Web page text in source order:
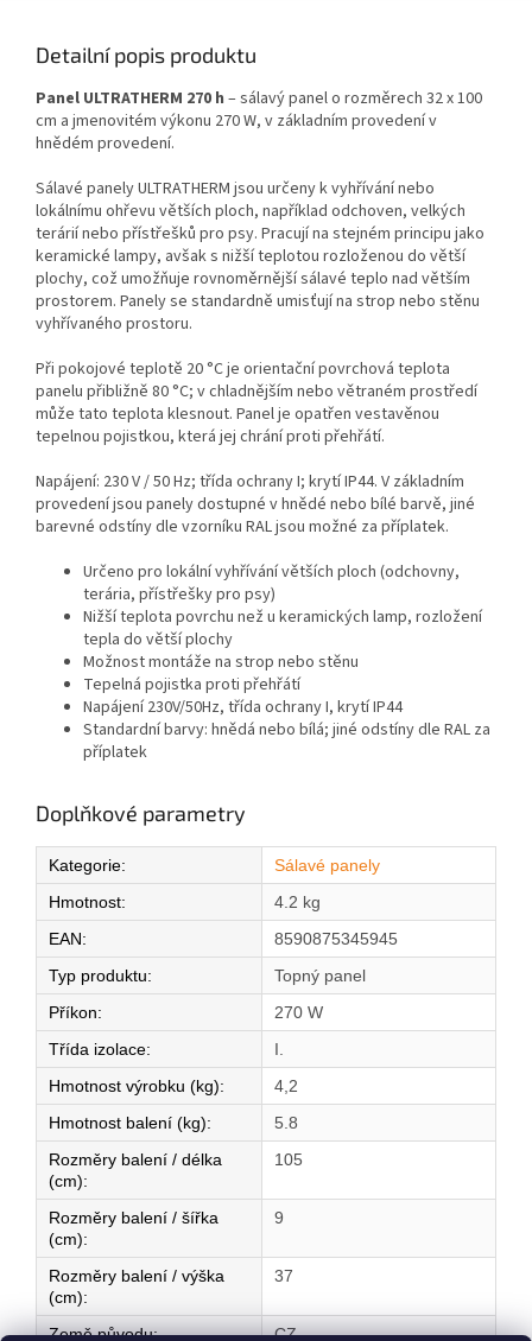
Detailní popis produktu
Panel ULTRATHERM 270 h – sálavý panel o rozměrech 32 x 100
cm a jmenovitém výkonu 270 W, v základním provedení v
hnědém provedení.
Sálavé panely ULTRATHERM jsou určeny k vyhřívání nebo
lokálnímu ohřevu větších ploch, například odchoven, velkých
terárií nebo přístřešků pro psy. Pracují na stejném principu jako
keramické lampy, avšak s nižší teplotou rozloženou do větší
plochy, což umožňuje rovnoměrnější sálavé teplo nad větším
prostorem. Panely se standardně umisťují na strop nebo stěnu
vyhřívaného prostoru.
Při pokojové teplotě 20 °C je orientační povrchová teplota
panelu přibližně 80 °C; v chladnějším nebo větraném prostředí
může tato teplota klesnout. Panel je opatřen vestavěnou
tepelnou pojistkou, která jej chrání proti přehřátí.
Napájení: 230 V / 50 Hz; třída ochrany I; krytí IP44. V základním
provedení jsou panely dostupné v hnědé nebo bílé barvě, jiné
barevné odstíny dle vzorníku RAL jsou možné za příplatek.
Určeno pro lokální vyhřívání větších ploch (odchovny,
terária, přístřešky pro psy)
Nižší teplota povrchu než u keramických lamp, rozložení
tepla do větší plochy
Možnost montáže na strop nebo stěnu
Tepelná pojistka proti přehřátí
Napájení 230V/50Hz, třída ochrany I, krytí IP44
Standardní barvy: hnědá nebo bílá; jiné odstíny dle RAL za
příplatek
Doplňkové parametry
Kategorie:
Sálavé panely
Hmotnost:
4.2 kg
EAN:
8590875345945
Typ produktu:
Topný panel
Příkon:
270 W
Třída izolace:
I.
Hmotnost výrobku (kg):
4,2
Hmotnost balení (kg):
5.8
Rozměry balení / délka
(cm):
105
Rozměry balení / šířka
(cm):
9
Rozměry balení / výška
(cm):
37
Země původu: CZ